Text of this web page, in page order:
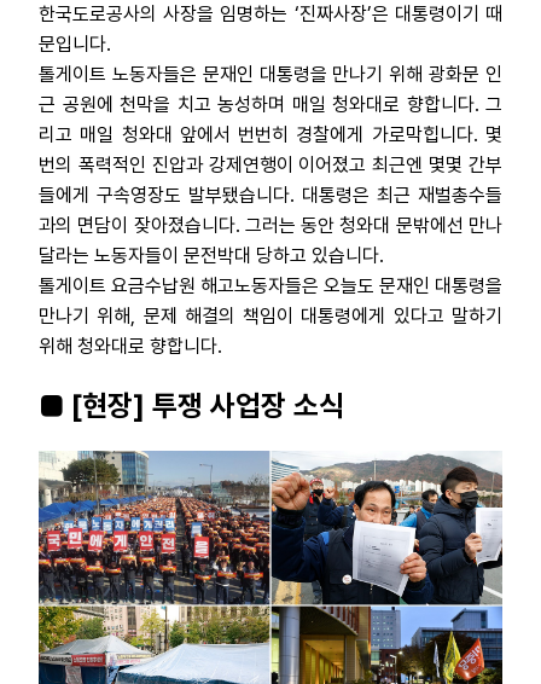
한국도로공사의 사장을 임명하는 ‘진짜사장’은 대통령이기 때
문입니다.
톨게이트 노동자들은 문재인 대통령을 만나기 위해 광화문 인
근 공원에 천막을 치고 농성하며 매일 청와대로 향합니다. 그
리고 매일 청와대 앞에서 번번히 경찰에게 가로막힙니다. 몇
번의 폭력적인 진압과 강제연행이 이어졌고 최근엔 몇몇 간부
들에게 구속영장도 발부됐습니다. 대통령은 최근 재벌총수들
과의 면담이 잦아졌습니다. 그러는 동안 청와대 문밖에선 만나
달라는 노동자들이 문전박대 당하고 있습니다.
톨게이트 요금수납원 해고노동자들은 오늘도 문재인 대통령을
만나기 위해, 문제 해결의 책임이 대통령에게 있다고 말하기
위해 청와대로 향합니다.
■ [현장] 투쟁 사업장 소식